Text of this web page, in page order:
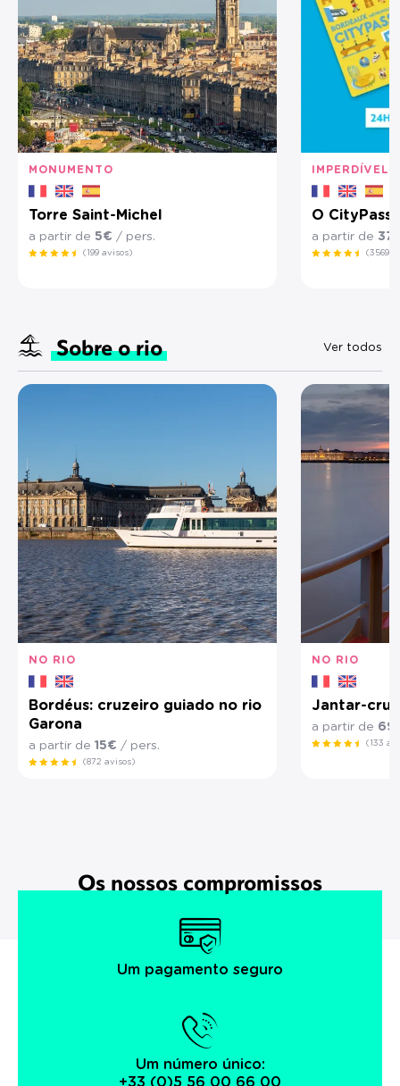
MONUMENTO
Torre Saint-Michel
a partir de 5€ / pers.
(199 avisos)
IMPERDÍVEL
O CityPass
a partir de
(3569
Sobre o rio Ver todos
NO RIO
Bordéus: cruzeiro guiado no rio
Garona
a partir de 15€ / pers.
(872 avisos)
NO RIO
Jantar-
a partir de
(133
Os nossos compromissos
Um pagamento seguro
Um número único:
+33 (0)5 56 00 66 00